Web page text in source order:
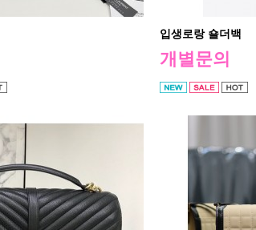
입생로랑 숄더백
개별문의